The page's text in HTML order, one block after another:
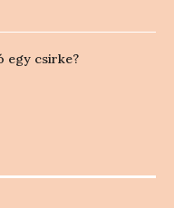
egy csirke?